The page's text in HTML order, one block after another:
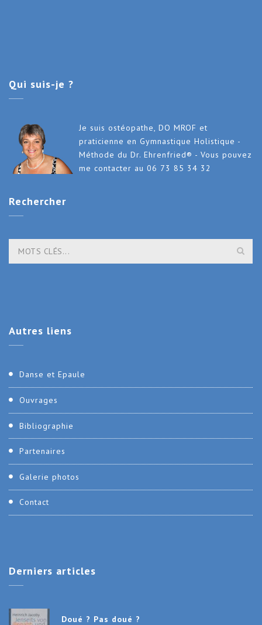
Qui suis-je ?
Je suis ostéopathe, DO MROF et
praticienne en Gymnastique Holistique -
Méthode du Dr. Ehrenfried® - Vous pouvez
me contacter au 06 73 85 34 32
Rechercher
Autres liens
Danse et Epaule
Ouvrages
Bibliographie
Partenaires
Galerie photos
Contact
Derniers articles
Doué ? Pas doué ?